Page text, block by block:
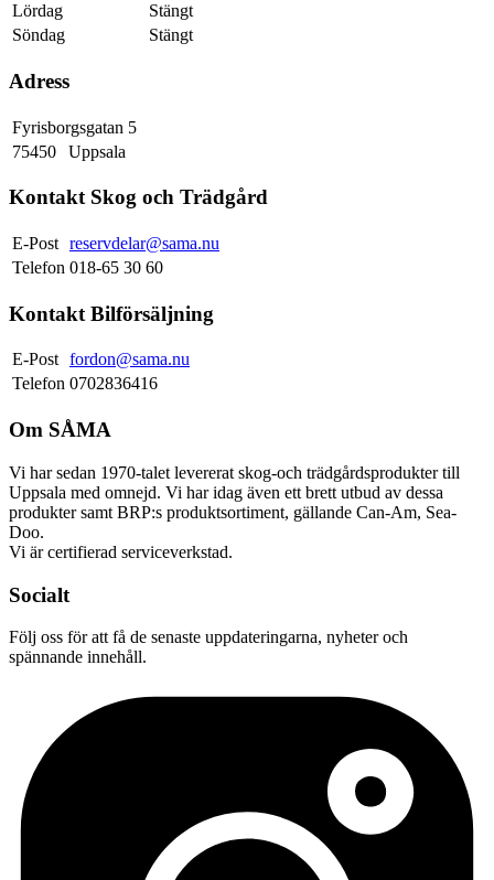
Lördag
Stängt
Söndag
Stängt
Adress
Fyrisborgsgatan 5
75450
Uppsala
Kontakt Skog och Trädgård
E-Post reservdelar@sama.nu
Telefon 018-65 30 60
Kontakt Bilförsäljning
E-Post fordon@sama.nu
Telefon 0702836416
Om SÅMA
Vi har sedan 1970-talet levererat skog-och trädgårdsprodukter till
Uppsala med omnejd. Vi har idag även ett brett utbud av dessa
produkter samt BRP:s produktsortiment, gällande Can-Am, Sea-
Doo.
Vi är certifierad serviceverkstad.
Socialt
Följ oss för att få de senaste uppdateringarna, nyheter och
spännande innehåll.